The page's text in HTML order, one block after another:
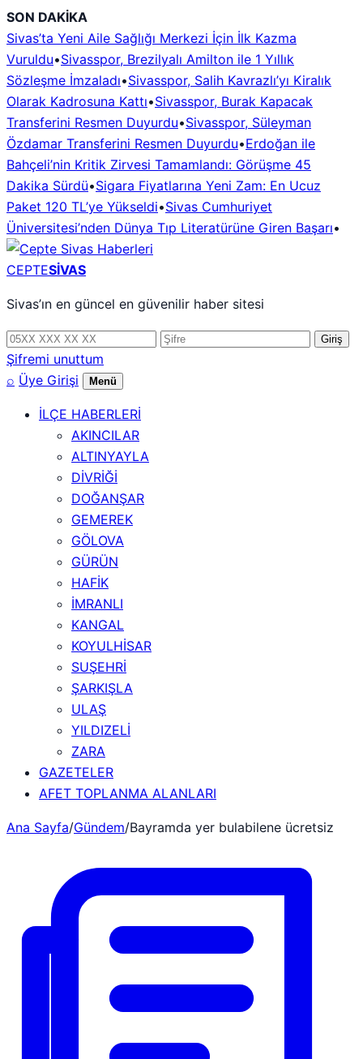
İçeriğe
geç
SON DAKİKA
Sivas’ta Yeni Aile Sağlığı Merkezi İçin İlk Kazma
Vuruldu•Sivasspor, Brezilyalı Amilton ile 1 Yıllık
Sözleşme İmzaladı•Sivasspor, Salih Kavrazlı’yı Kiralık
Olarak Kadrosuna Kattı•Sivasspor, Burak Kapacak
Transferini Resmen Duyurdu•Sivasspor, Süleyman
Özdamar Transferini Resmen Duyurdu•Erdoğan ile
Bahçeli’nin Kritik Zirvesi Tamamlandı: Görüşme 45
Dakika Sürdü•Sigara Fiyatlarına Yeni Zam: En Ucuz
Paket 120 TL’ye Yükseldi•Sivas Cumhuriyet
Üniversitesi’nden Dünya Tıp Literatürüne Giren Başarı•
CEPTESİVAS
Sivas’ın en güncel en güvenilir haber sitesi
Telefon
numarası
Şifre Giriş
Şifremi unuttum
⌕ Üye Girişi Menü
İLÇE HABERLERİ
AKINCILAR
ALTINYAYLA
DİVRİĞİ
DOĞANŞAR
GEMEREK
GÖLOVA
GÜRÜN
HAFİK
İMRANLI
KANGAL
KOYULHİSAR
SUŞEHRİ
ŞARKIŞLA
ULAŞ
YILDIZELİ
ZARA
GAZETELER
AFET TOPLANMA ALANLARI
Ana Sayfa/Gündem/Bayramda yer bulabilene ücretsiz